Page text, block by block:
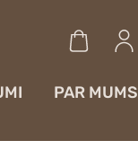
PAR MUMS